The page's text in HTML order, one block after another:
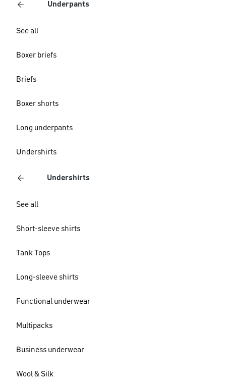
Underpants
See all
Boxer briefs
Briefs
Boxer shorts
Long underpants
Undershirts
Undershirts
See all
Short-sleeve shirts
Tank Tops
Long-sleeve shirts
Functional underwear
Multipacks
Business underwear
Wool & Silk